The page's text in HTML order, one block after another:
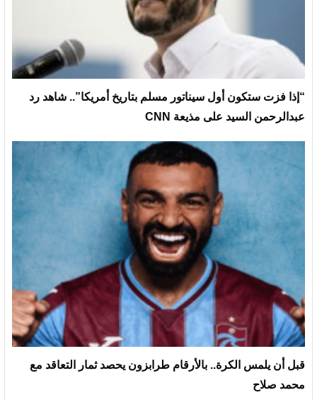
“إذا فزت ستكون أول سيناتور مسلم بتاريخ أمريكا”.. شاهد رد
عبدالرحمن السيد على مذيعة CNN
قبل أن يلمس الكرة.. بالأرقام طرابزون يحصد ثمار التعاقد مع
محمد صلاح